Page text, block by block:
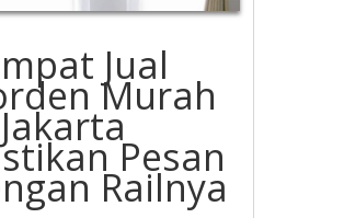
Jual
Murah
Pesan
Railnya